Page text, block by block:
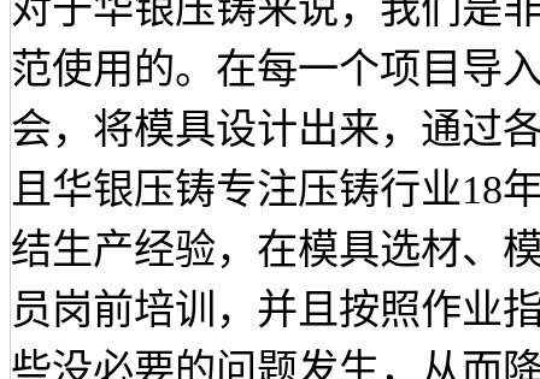
范使用的。在每一个项目导
会，将模具设计出来，通过
且华银压铸专注压铸行业18
结生产经验，在模具选材、
员岗前培训，并且按照作业
些没必要的问题发生，从而